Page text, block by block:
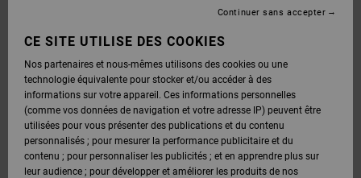
CE SITE UTILISE DES COOKIES
Nos partenaires et nous-mêmes utilisons des cookies ou une
technologie équivalente pour stocker et/ou accéder à des
informations sur votre appareil. Ces informations personnelles
(comme vos données de navigation et votre adresse IP) peuvent être
utilisées pour vous présenter des publications et du contenu
personnalisés ; pour mesurer la performance publicitaire et du
contenu ; pour personnaliser les publicités ; et en apprendre plus sur
leur audience ; pour développer et améliorer les produits de nos
Continuer sans accepter